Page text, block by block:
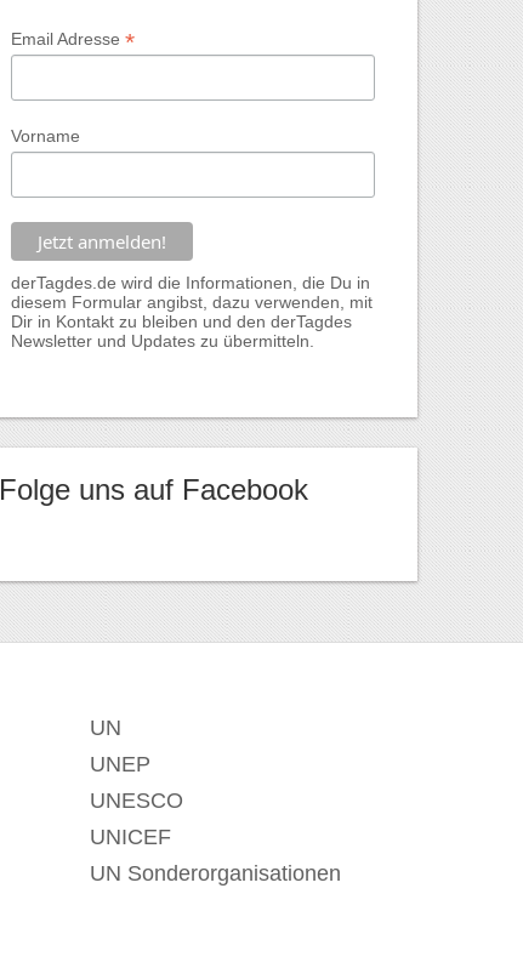
Email Adresse *
Vorname
derTagdes.de wird die Informationen, die Du in
diesem Formular angibst, dazu verwenden, mit
Dir in Kontakt zu bleiben und den derTagdes
Newsletter und Updates zu übermitteln.
Folge uns auf Facebook
UN
UNEP
UNESCO
UNICEF
UN Sonderorganisationen